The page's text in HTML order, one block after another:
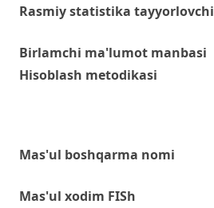
Rasmiy statistika tayyorlovchi
Birlamchi ma'lumot manbasi
Hisoblash metodikasi
Mas'ul boshqarma nomi
Mas'ul xodim FISh